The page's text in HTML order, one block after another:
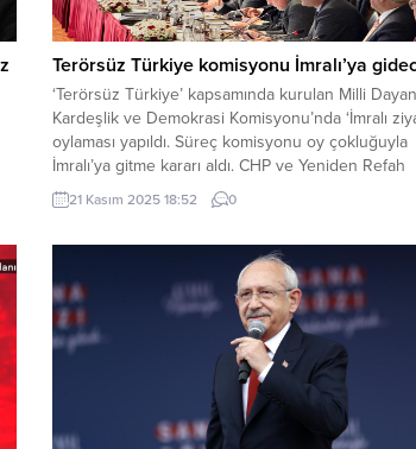
Terörsüz Türkiye komisyonu İmralı’ya
‘Terörsüz Türkiye’ kapsamında kurulan Milli
Kardeşlik ve Demokrasi Komisyonu’nda ‘İmralı
oylaması yapıldı. Süreç komisyonu oy çokluğuyla
İmralı’ya gitme kararı aldı. CHP ve Yeniden Refah
Partisi’nin katılmadığı oylamada; AK Parti, MHP,
TİP, EMEP, ‘evet’ oyu verirken; DSP, HÜDA-PAR,
21 Kasım 2025 18:52 0